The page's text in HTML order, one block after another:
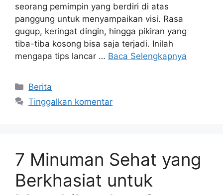
seorang pemimpin yang berdiri di atas
panggung untuk menyampaikan visi. Rasa
gugup, keringat dingin, hingga pikiran yang
tiba-tiba kosong bisa saja terjadi. Inilah
mengapa tips lancar … Baca Selengkapnya
Kategori
Berita
Tinggalkan komentar
7 Minuman Sehat yang
Berkhasiat untuk